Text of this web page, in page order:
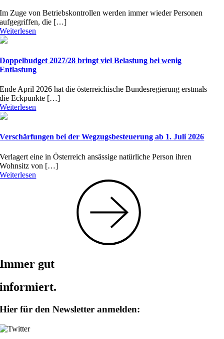
Im Zuge von Betriebskontrollen werden immer wieder Personen
aufgegriffen, die […]
Weiterlesen
Doppelbudget 2027/28 bringt viel Belastung bei wenig
Entlastung
Ende April 2026 hat die österreichische Bundesregierung erstmals
die Eckpunkte […]
Weiterlesen
Verschärfungen bei der Wegzugsbesteuerung ab 1. Juli 2026
Verlagert eine in Österreich ansässige natürliche Person ihren
Wohnsitz von […]
Weiterlesen
Immer gut
informiert.
Hier für den Newsletter anmelden: